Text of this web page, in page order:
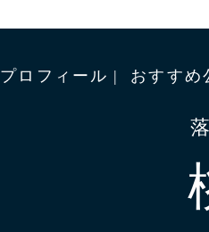
プロフィール おすすめ